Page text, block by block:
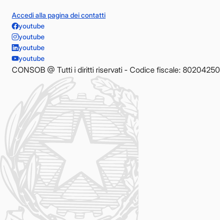
Accedi alla pagina dei contatti
youtube
youtube
youtube
youtube
CONSOB @ Tutti i diritti riservati - Codice fiscale: